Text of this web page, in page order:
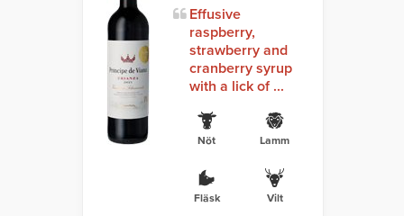
Effusive
raspberry,
strawberry and
cranberry syrup
with a lick of ...
Nöt Lamm
Fläsk Vilt